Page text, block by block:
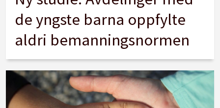
de yngste barna oppfylte
aldri bemanningsnormen